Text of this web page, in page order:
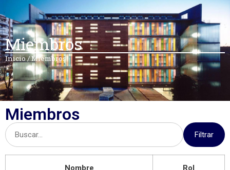
Miembros
Inicio/Miembros
Miembros
Filtrar
Nombre Rol